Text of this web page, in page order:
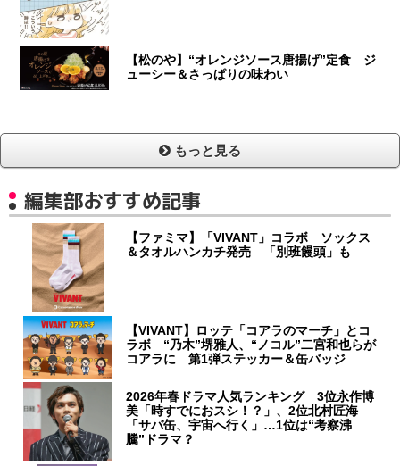
【松のや】“オレンジソース唐揚げ”定食 ジ
ューシー＆さっぱりの味わい
もっと見る
編集部おすすめ記事
【ファミマ】「VIVANT」コラボ ソックス
＆タオルハンカチ発売 「別班饅頭」も
【VIVANT】ロッテ「コアラのマーチ」とコ
ラボ “乃木”堺雅人、“ノコル”二宮和也らが
コアラに 第1弾ステッカー＆缶バッジ
2026年春ドラマ人気ランキング 3位永作博
美「時すでにおスシ！？」、2位北村匠海
「サバ缶、宇宙へ行く」…1位は“考察沸
騰”ドラマ？